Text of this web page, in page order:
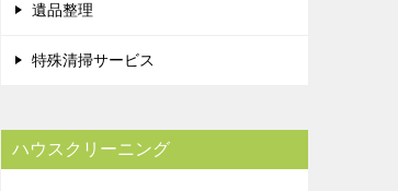
遺品整理
特殊清掃サービス
ハウスクリーニング